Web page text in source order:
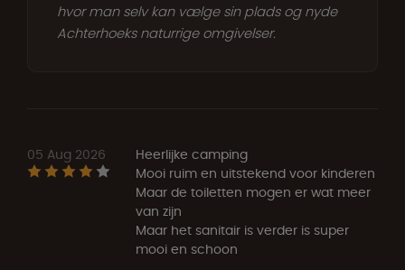
hvor man selv kan vælge sin plads og nyde
Achterhoeks naturrige omgivelser.
05 Aug 2026
Heerlijke camping
Mooi ruim en uitstekend voor kinderen
Maar de toiletten mogen er wat meer
van zijn
Maar het sanitair is verder is super
mooi en schoon